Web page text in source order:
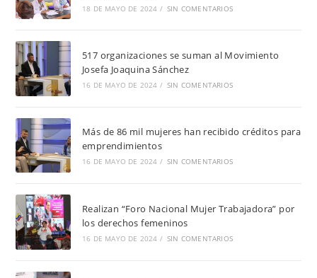
18 DE MAYO DE 2024 / SIN COMENTARIOS
517 organizaciones se suman al Movimiento
Josefa Joaquina Sánchez
16 DE MAYO DE 2024 / SIN COMENTARIOS
Más de 86 mil mujeres han recibido créditos para
emprendimientos
16 DE MAYO DE 2024 / SIN COMENTARIOS
Realizan “Foro Nacional Mujer Trabajadora” por
los derechos femeninos
16 DE MAYO DE 2024 / SIN COMENTARIOS